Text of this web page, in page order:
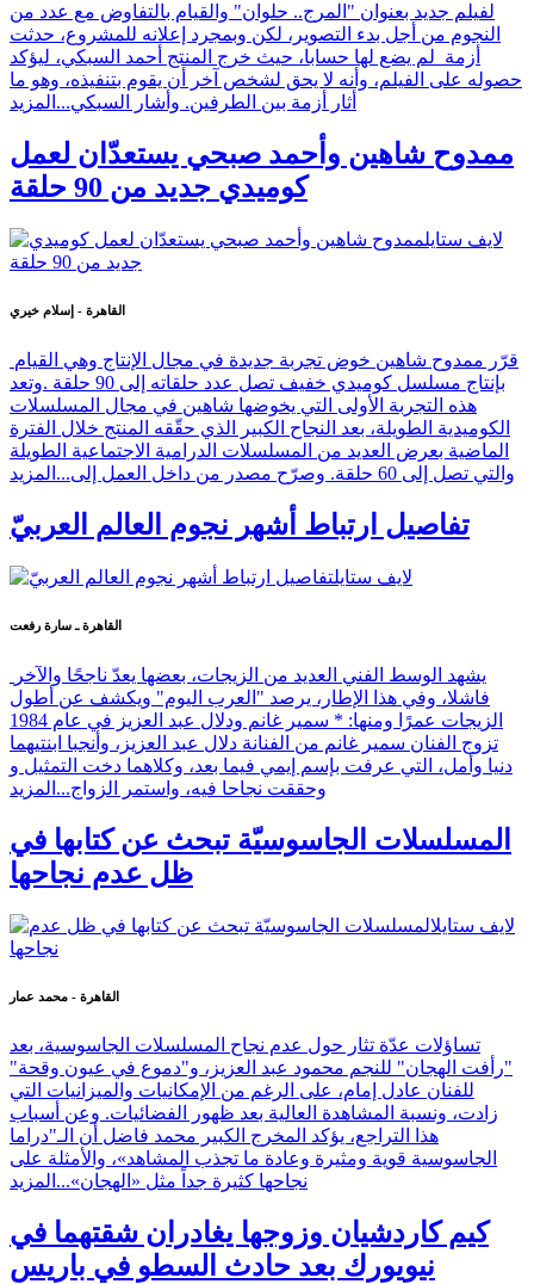
لفيلم جديد بعنوان "المرج.. حلوان" والقيام بالتفاوض مع عدد من
النجوم من أجل بدء التصوير، لكن وبمجرد إعلانه للمشروع، حدثت
أزمة لم يضع لها حسابا، حيث خرج المنتج أحمد السبكي، ليؤكد
حصوله على الفيلم، وأنه لا يحق لشخص آخر أن يقوم بتنفيذه، وهو ما
أثار أزمة بين الطرفين. وأشار السبكي... المزيد
ممدوح شاهين وأحمد صبحي يستعدّان لعمل
كوميدي جديد من 90 حلقة
القاهرة - إسلام خيري
بإنتاج مسلسل كوميدي خفيف تصل عدد حلقاته إلى 90 حلقة .وتعد
هذه التجربة الأولى التي يخوضها شاهين في مجال المسلسلات
الكوميدية الطويلة، بعد النجاح الكبير الذي حقّقه المنتج خلال الفترة
الماضية بعرض العديد من المسلسلات الدرامية الاجتماعية الطويلة
والتي تصل إلى 60 حلقة. وصرّح مصدر من داخل العمل إلى...
المزيد
تفاصيل ارتباط أشهر نجوم العالم العربيّ
القاهرة ـ سارة رفعت
فاشلا، وفي هذا الإطار، يرصد "العرب اليوم" ويكشف عن أطول
الزيجات عمرًا ومنها: * سمير غانم ودلال عبد العزيز في عام 1984
تزوج الفنان سمير غانم من الفنانة دلال عبد العزيز، وأنجبا ابنتيهما
دنيا وأمل، التي عرفت بإسم إيمي فيما بعد، وكلاهما دخت التمثيل و
وحققت نجاحا فيه، واستمر الزواج... المزيد
المسلسلات الجاسوسيّة تبحث عن كتابها في
ظل عدم نجاحها
القاهرة - محمد عمار
تساؤلات عدّة تثار حول عدم نجاح المسلسلات الجاسوسية، بعد
"رأفت الهجان" للنجم محمود عبد العزيز، و"دموع في عيون وقحة"
للفنان عادل إمام، على الرغم من الإمكانيات والميزانيات التي
زادت، ونسبة المشاهدة العالية بعد ظهور الفضائيات. وعن أسباب
هذا التراجع، يؤكد المخرج الكبير محمد فاضل أن الـ"دراما
الجاسوسية قوية ومثيرة وعادة ما تجذب المشاهد»، والأمثلة على
نجاحها كثيرة جداً مثل «الهجان»... المزيد
كيم كاردشيان وزوجها يغادران شقتهما في
نيويورك بعد حادث السطو في باريس